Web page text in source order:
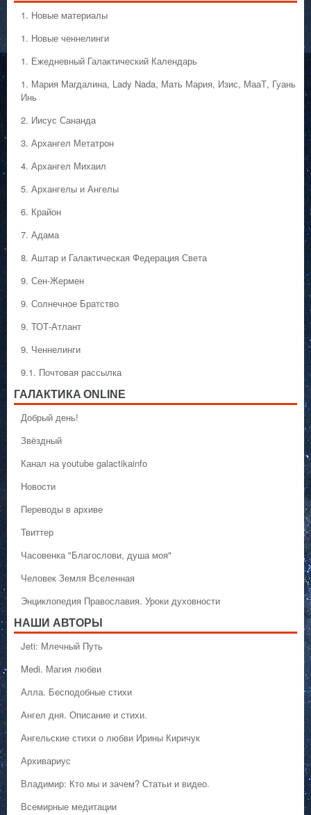
1. Hовые материалы
1. Hовые ченнелинги
1. Ежедневный Галактический Календарь
1. Мария Магдалина, Lady Nada, Мать Мария, Изис, МааТ, Гуань
Инь
2. Иисус Сананда
3. Архангел Метатрон
4. Архангел Михаил
5. Архангелы и Ангелы
6. Крайон
7. Адама
8. Аштар и Галактическая Федерация Света
9. Сен-Жермен
9. Солнечное Братство
9. ТОТ-Атлант
9. Ченнелинги
9.1. Почтовая рассылка
ГАЛАКТИКA ONLINE
Добрый день!
Звёздный
Канал на youtube galactikainfo
Новости
Переводы в архиве
Твиттер
Часовенка "Благослови, душа моя"
Человек Земля Вселенная
Энциклопедия Православия. Уроки духовности
НАШИ АВТОРЫ
Jeti: Млечный Путь
Medi. Магия любви
Алла. Бесподобные стихи
Ангел дня. Описание и стихи.
Ангельские стихи о любви Ирины Киричук
Архивариус
Владимир: Кто мы и зачем? Статьи и видео.
Всемирные медитации